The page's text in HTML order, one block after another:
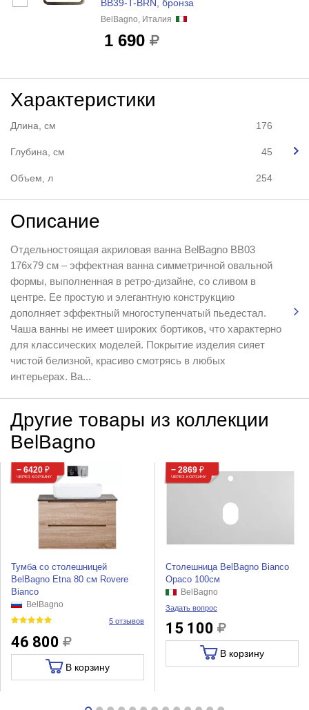
BB39-T-BRN, бронза
BelBagno, Италия
1 690
Характеристики
Длина, см 176
Глубина, см 45
Объем, л 254
Описание
Отдельностоящая акриловая ванна BelBagno BB03
176x79 см – эффектная ванна симметричной овальной
формы, выполненная в ретро-дизайне, со сливом в
центре. Ее простую и элегантную конструкцию
дополняет эффектный многоступенчатый пьедестал.
Чаша ванны не имеет широких бортиков, что характерно
для классических моделей. Покрытие изделия сияет
чистой белизной, красиво смотрясь в любых
интерьерах. Ва...
Другие товары из коллекции
BelBagno
− 6420 ₽
ЧЕРЕЗ КОРЗИНУ
Тумба со столешницей
BelBagno Etna 80 см Rovere
Bianco
BelBagno
5 отзывов
46 800
В корзину
− 2869 ₽
ЧЕРЕЗ КОРЗИНУ
Столешница BelBagno Bianco
Opaco 100см
BelBagno
Задать вопрос
15 100
В корзину